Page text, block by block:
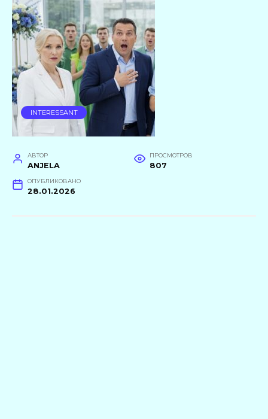
INTERESSANT
АВТОР
ANJELA
ПРОСМОТРОВ
807
ОПУБЛИКОВАНО
28.01.2026